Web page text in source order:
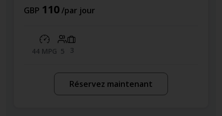
GBP 110/par jour
44 MPG 5 3
Réservez maintenant